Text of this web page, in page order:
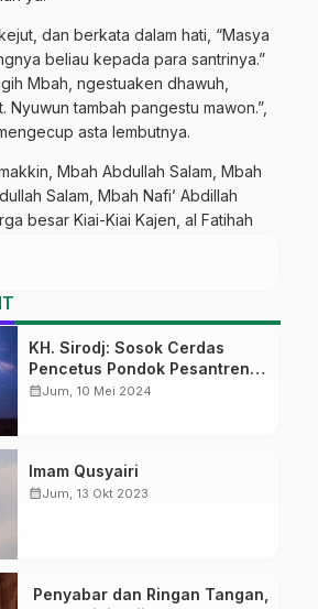
dan berkata dalam hati, “Masya
beliau kepada para santrinya.”
Mbah, ngestuaken dhawuh,
Nyuwun tambah pangestu mawon.”,
asta lembutnya.
Mbah Abdullah Salam, Mbah
Salam, Mbah Nafi’ Abdillah
besar Kiai-Kiai Kajen, al Fatihah
KH. Sirodj: Sosok Cerdas
Pencetus Pondok Pesantren
Wetan Banon
calendar_monthJum, 10 Mei 2024
Imam Qusyairi
calendar_monthJum, 13 Okt 2023
Penyabar dan Ringan Tangan,